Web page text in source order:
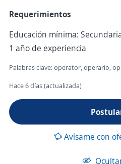
Requerimientos
Educación mínima:
1 año de experiencia
Palabras clave: operator, operario,
Hace 6 días (actualizada)
Avísame con